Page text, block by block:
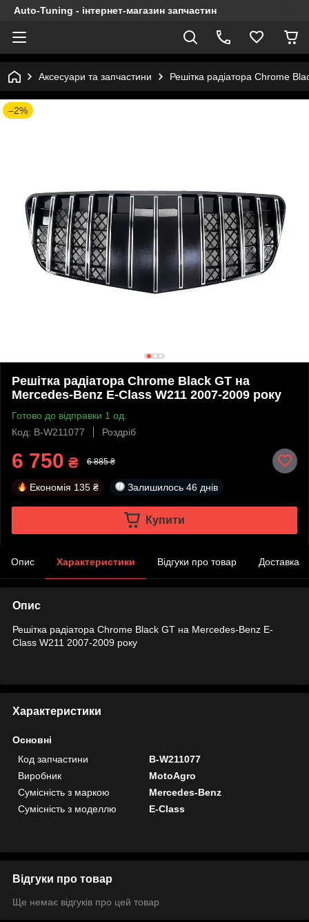
Auto-Tuning - інтернет-магазин запчастин
Аксесуари та запчастини Решітка радіатора Chrome
–2%
Решітка радіатора Chrome Black GT на
Mercedes-Benz E-Class W211 2007-2009 року
Готово до відправки 1 од.
Код: B-W211077
Роздріб
6 750 ₴ 6 885 ₴
Економія 135 ₴ Залишилось 46 днів
Купити
Опис Характеристики Відгуки про товар Доставка
Опис
Решітка радіатора Chrome Black GT на Mercedes-Benz E-
Class W211 2007-2009 року
Характеристики
Основні
Код запчастини
B-W211077
Виробник
MotoAgro
Сумісність з маркою
Mercedes-Benz
Сумісність з моделлю
E-Class
Відгуки про товар
Ще немає відгуків про цей товар